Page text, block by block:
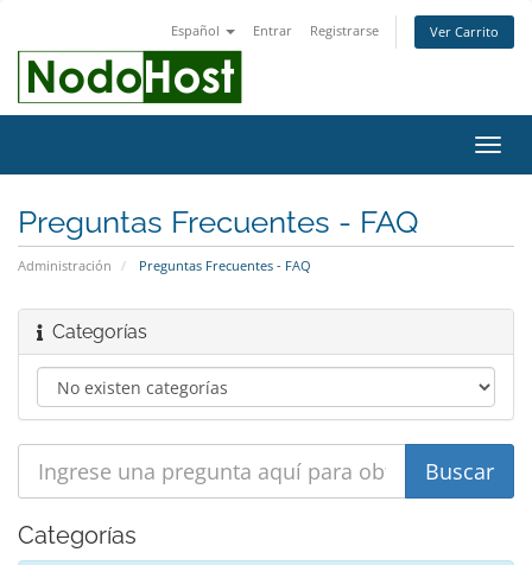
Español Entrar Registrarse Ver Carrito
Preguntas Frecuentes - FAQ
Administración Preguntas Frecuentes - FAQ
Categorías
Categorías